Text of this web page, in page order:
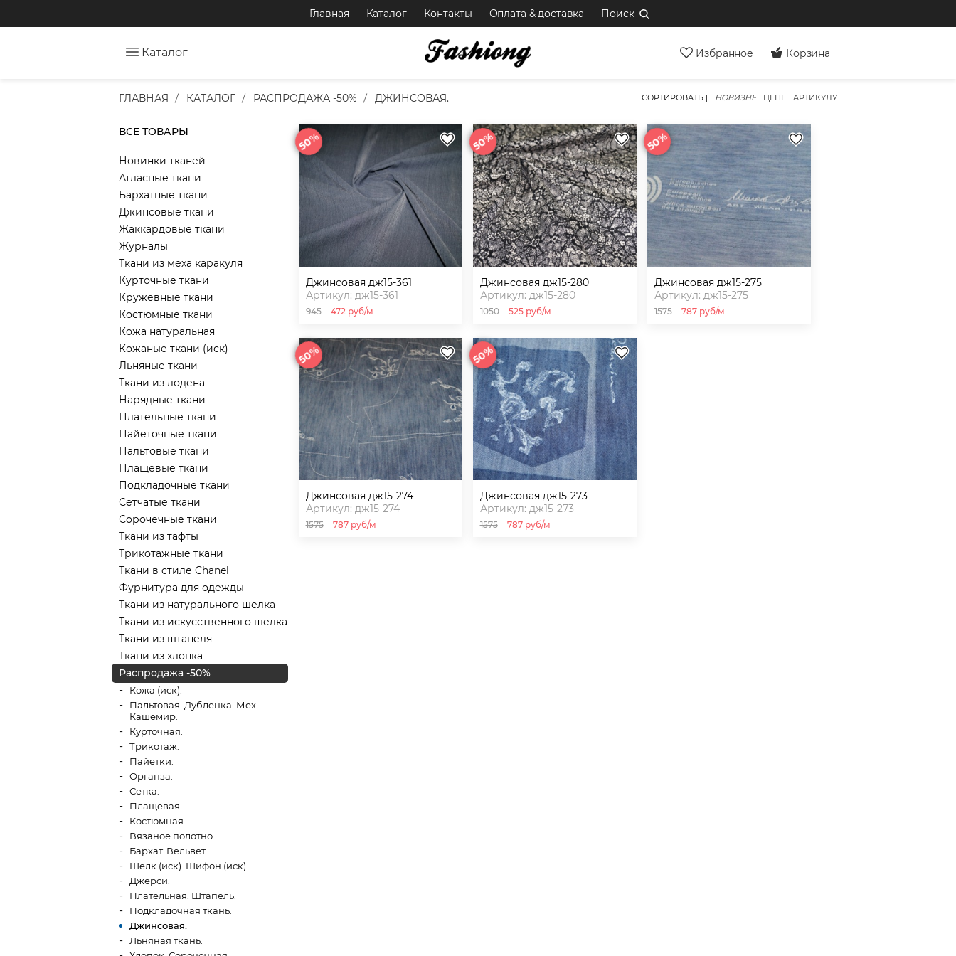
Главная Каталог Контакты Оплата & доставка Поиск
Каталог Избранное Корзина
ГЛАВНАЯ КАТАЛОГ РАСПРОДАЖА -50% ДЖИНСОВАЯ. СОРТИРОВАТЬ | НОВИЗНЕ ЦЕНЕ АРТИКУЛУ
ВСЕ ТОВАРЫ
Новинки тканей
Атласные ткани
Бархатные ткани
Джинсовые ткани
Жаккардовые ткани
Журналы
Ткани из меха каракуля
Курточные ткани
Кружевные ткани
Костюмные ткани
Кожа натуральная
Кожаные ткани (иск)
Льняные ткани
Ткани из лодена
Нарядные ткани
Плательные ткани
Пайеточные ткани
Пальтовые ткани
Плащевые ткани
Подкладочные ткани
Сетчатые ткани
Сорочечные ткани
Ткани из тафты
Трикотажные ткани
Ткани в стиле Chanel
Фурнитура для одежды
Ткани из натурального шелка
Ткани из искусственного шелка
Ткани из штапеля
Ткани из хлопка
Распродажа -50%
Кожа (иск).
Пальтовая. Дубленка. Мех.
Кашемир.
Курточная.
Трикотаж.
Пайетки.
Органза.
Сетка.
Плащевая.
Костюмная.
Вязаное полотно.
Бархат. Вельвет.
Шелк (иск). Шифон (иск).
Джерси.
Плательная. Штапель.
Подкладочная ткань.
Джинсовая.
Льняная ткань.
50%
джинсовая дж15-361
Артикул: дж15-361
945 472 руб/м
50%
джинсовая дж15-280
Артикул: дж15-280
1050 525 руб/м
50%
джинсовая дж15-275
Артикул: дж15-275
1575 787 руб/м
50%
джинсовая дж15-274
Артикул: дж15-274
1575 787 руб/м
50%
джинсовая дж15-273
Артикул: дж15-273
1575 787 руб/м